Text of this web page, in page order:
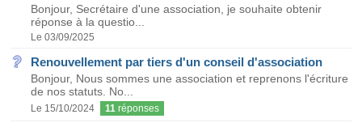
Bonjour, Secrétaire d'une association, je souhaite obtenir
réponse à la questio...
Le 03/09/2025
Renouvellement par tiers d'un conseil d'association
Bonjour, Nous sommes une association et reprenons l'écriture
de nos statuts. No...
Le 15/10/2024 11 réponses